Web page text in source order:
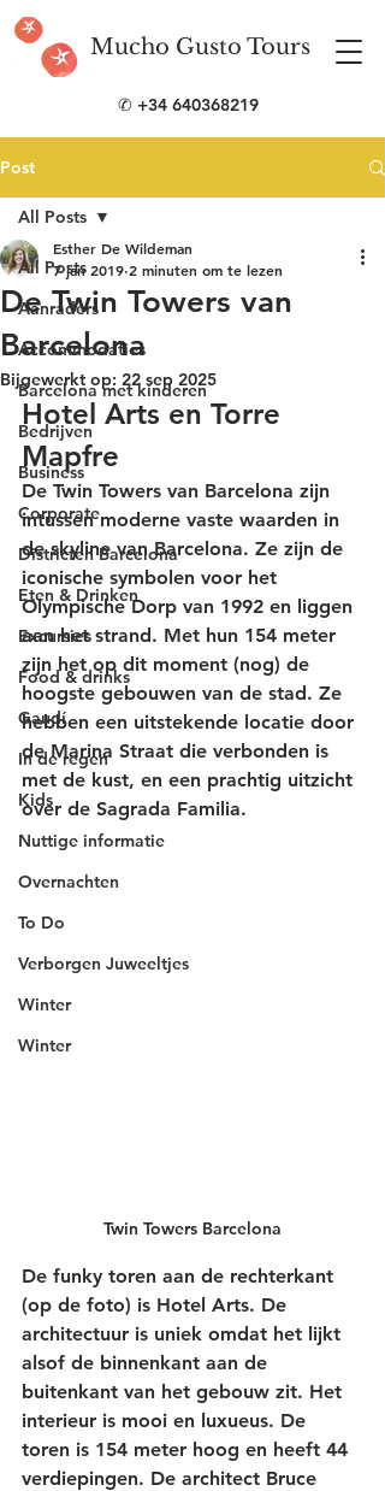
Mucho Gusto Tours
✆ +34 640368219
Post
All Posts
Aanraders
Accommodaties
Barcelona met kinderen
Bedrijven
Business
Corporate
Districten Barcelona
Eten & Drinken
Excursies
Food & drinks
Gaudí
In de regen
Kids
Nuttige informatie
Overnachten
To Do
Verborgen Juweeltjes
Winter
Winter
All Posts
De Twin Towers van
Barcelona
Esther De Wildeman
7 jan 2019 2 minuten om te lezen
Bijgewerkt op: 22 sep 2025
Hotel Arts en Torre
Mapfre
De Twin Towers van Barcelona zijn
intussen moderne vaste waarden in
de skyline van Barcelona. Ze zijn de
iconische symbolen voor het
Olympische Dorp van 1992 en liggen
aan het strand. Met hun 154 meter
zijn het op dit moment (nog) de
hoogste gebouwen van de stad. Ze
hebben een uitstekende locatie door
de Marina Straat die verbonden is
met de kust, en een prachtig uitzicht
over de Sagrada Familia.
Twin Towers Barcelona
De funky toren aan de rechterkant
(op de foto) is Hotel Arts. De
architectuur is uniek omdat het lijkt
alsof de binnenkant aan de
buitenkant van het gebouw zit. Het
interieur is mooi en luxueus. De
toren is 154 meter hoog en heeft 44
verdiepingen. De architect Bruce